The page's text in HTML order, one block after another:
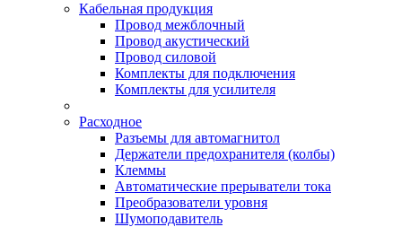
Кабельная продукция
Провод межблочный
Провод акустический
Провод силовой
Комплекты для подключения
Комплекты для усилителя
Расходное
Разъемы для автомагнитол
Держатели предохранителя (колбы)
Клеммы
Автоматические прерыватели тока
Преобразователи уровня
Шумоподавитель